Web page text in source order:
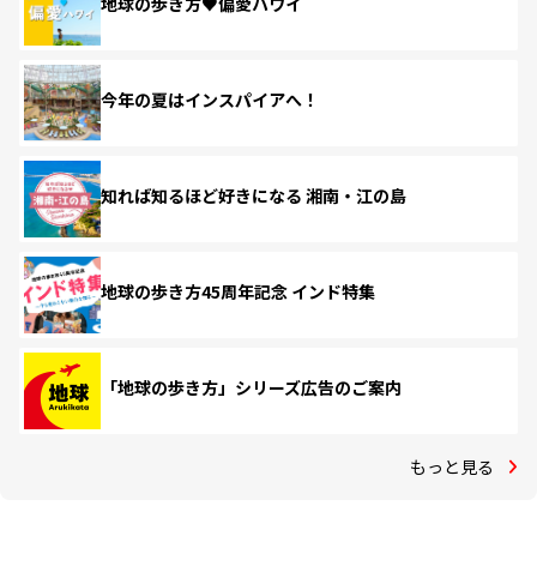
今年の夏はインスパイアへ！
知れば知るほど好きになる 湘南・江の島
地球の歩き方45周年記念 インド特集
「地球の歩き方」シリーズ広告のご案内
もっと見る